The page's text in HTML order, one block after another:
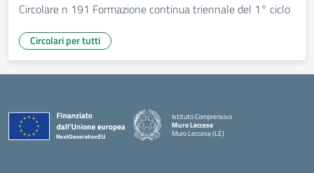
Circolare n 191 Formazione continua triennale del 1° ciclo
Circolari per tutti
Istituto Comprensivo
Muro Leccese
Muro Leccese (LE)